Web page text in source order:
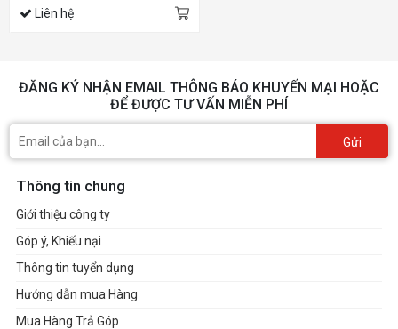
Liên hệ
ĐĂNG KÝ NHẬN EMAIL THÔNG BÁO KHUYẾN MẠI HOẶC
ĐỂ ĐƯỢC TƯ VẤN MIỄN PHÍ
Gửi
Thông tin chung
Giới thiệu công ty
Góp ý, Khiếu nại
Thông tin tuyển dụng
Hướng dẫn mua Hàng
Mua Hàng Trả Góp